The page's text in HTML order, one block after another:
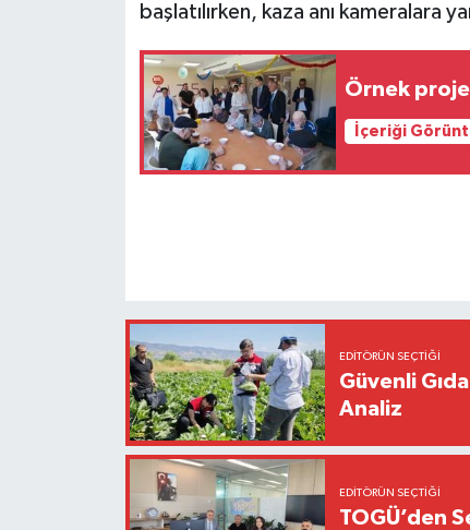
başlatılırken, kaza anı kameralara
Örnek
İçeriği
EDITÖRÜN SEÇTIĞI
Güvenli
Analiz
EDITÖRÜN SEÇTIĞI
TOGÜ’den